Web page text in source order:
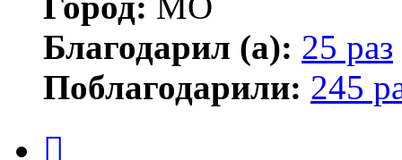
Благодарил (а): 25 раз
Поблагодарили: 245